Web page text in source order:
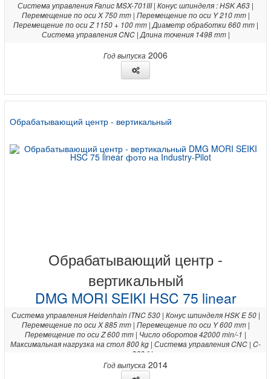
Система управления Fanuc MSX-701III | Конус шпинделя : HSK A63 |
Перемещение по оси X 750 mm | Перемещение по оси Y 210 mm |
Перемещение по оси Z 1150 + 100 mm | Диаметр обработки 660 mm |
Система управления CNC | Длина точения 1498 mm |
Год выпуска 2006
Обрабатывающий центр - вертикальный
Обрабатывающий центр -
вертикальный
DMG MORI SEIKI HSC 75 linear
Система управления Heidenhain iTNC 530 | Конус шпинделя HSK E 50 |
Перемещение по оси X 885 mm | Перемещение по оси Y 600 mm |
Перемещение по оси Z 600 mm | Число оборотов 42000 min/-1 |
Максимальная нагрузка на стол 800 kg | Система управления CNC | C-
ось 360 ° |
Год выпуска 2014